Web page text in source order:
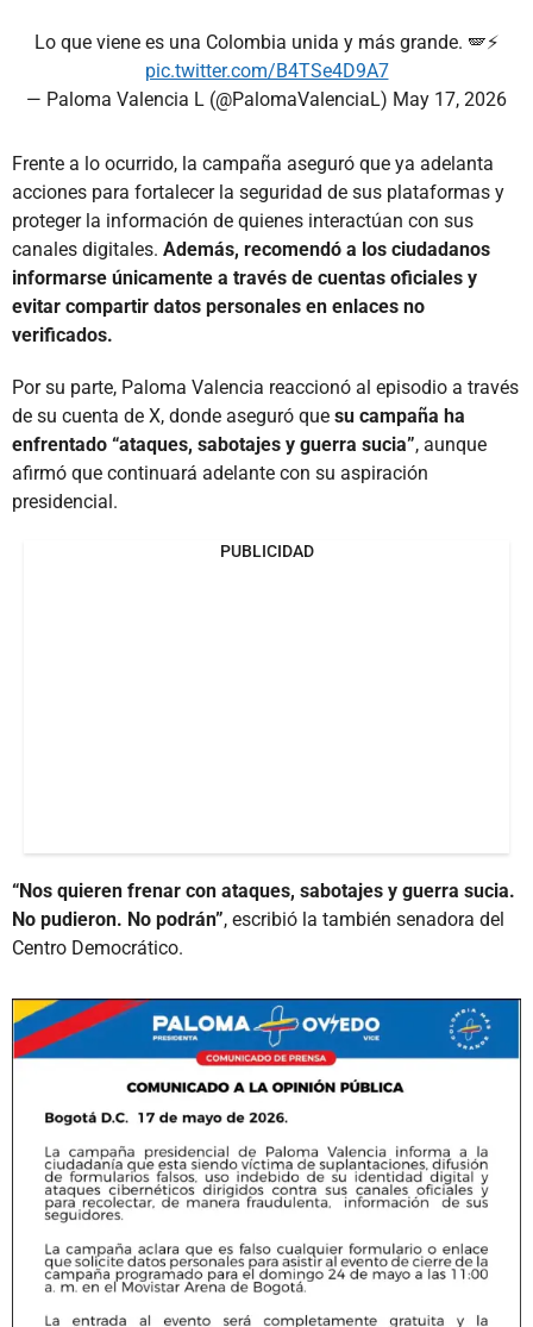
Lo que viene es una Colombia unida y más grande. 🪽⚡️
pic.twitter.com/B4TSe4D9A7
— Paloma Valencia L (@PalomaValenciaL) May 17, 2026
Frente a lo ocurrido, la campaña aseguró que ya adelanta
acciones para fortalecer la seguridad de sus plataformas y
proteger la información de quienes interactúan con sus
canales digitales. Además, recomendó a los ciudadanos
informarse únicamente a través de cuentas oficiales y
evitar compartir datos personales en enlaces no
verificados.
Por su parte, Paloma Valencia reaccionó al episodio a través
de su cuenta de X, donde aseguró que su campaña ha
enfrentado “ataques, sabotajes y guerra sucia”, aunque
afirmó que continuará adelante con su aspiración
presidencial.
PUBLICIDAD
“Nos quieren frenar con ataques, sabotajes y guerra sucia.
No pudieron. No podrán”, escribió la también senadora del
Centro Democrático.